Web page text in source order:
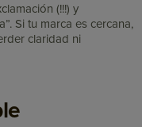
(!!!) y
Si tu marca es cercana,
claridad ni